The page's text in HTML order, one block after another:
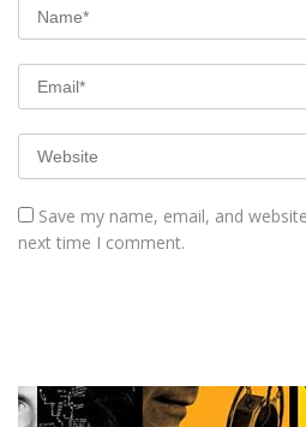
Save my name, email, and
next time I comment.